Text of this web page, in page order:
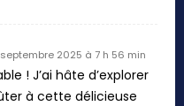
septembre 2025 à 7 h 56 min
! J’ai hâte d’explorer
à cette délicieuse